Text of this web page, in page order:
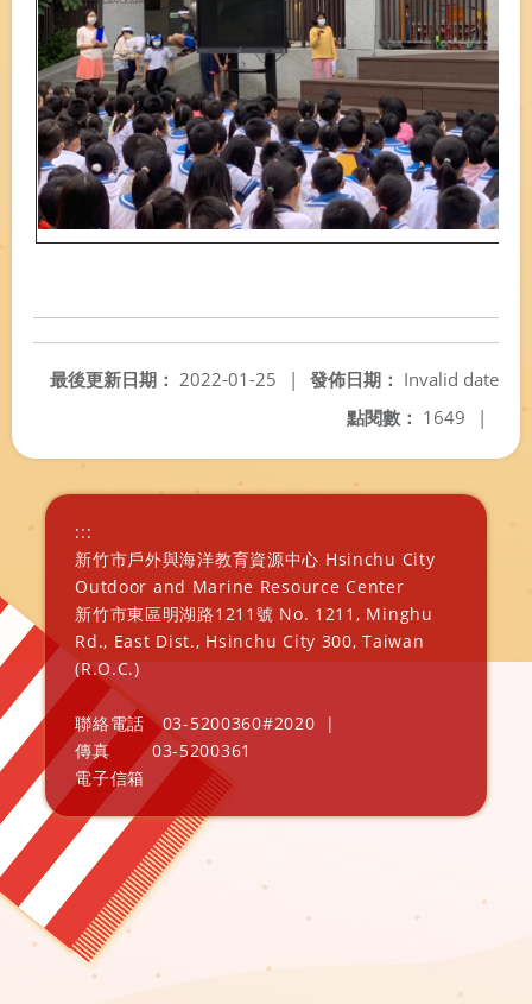
發佈日期： Invalid date
最後更新日期： 2022-01-25
|
點閱數： 1649 |
:::
新竹市戶外與海洋教育資源中心 Hsinchu City
Outdoor and Marine Resource Center
新竹市東區明湖路1211號 No. 1211, Minghu
Rd., East Dist., Hsinchu City 300, Taiwan
(R.O.C.)
聯絡電話 03-5200360#2020
|
傳真
03-5200361
電子信箱